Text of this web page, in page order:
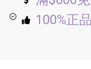
100%正